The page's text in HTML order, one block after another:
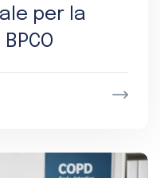
per la